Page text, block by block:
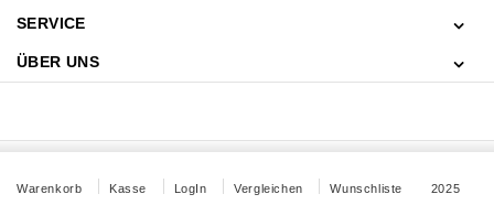
SERVICE
ÜBER UNS
Warenkorb Kasse LogIn Vergleichen Wunschliste 2025